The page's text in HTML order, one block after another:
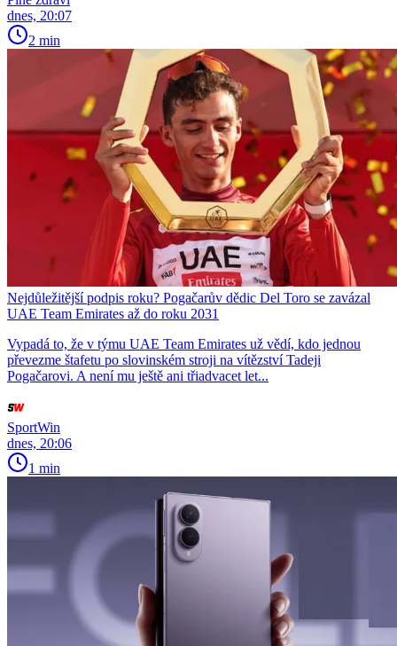
dnes, 20:07
2 min
Nejdůležitější podpis roku? Pogačarův dědic Del Toro se zavázal
UAE Team Emirates až do roku 2031
Vypadá to, že v týmu UAE Team Emirates už vědí, kdo jednou
převezme štafetu po slovinském stroji na vítězství Tadeji
Pogačarovi. A není mu ještě ani třiadvacet let...
SportWin
dnes, 20:06
1 min